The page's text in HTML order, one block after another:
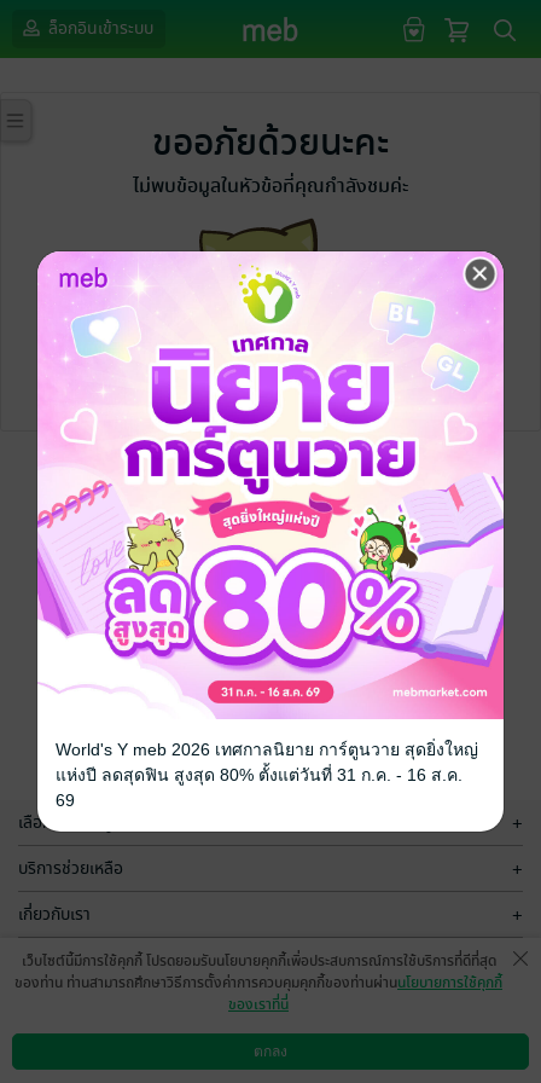
ล็อกอินเข้าระบบ
ขออภัยด้วยนะคะ
ไม่พบข้อมูลในหัวข้อที่คุณกำลังชมค่ะ
เลือกหมวดหมู่ +
บริการช่วยเหลือ +
เกี่ยวกับเรา +
กลุ่มธุรกิจในเครือ +
ดาวน์โหลดแอป วิธีการใช้งาน ติดต่อเรา
เว็บไซต์นี้มีการใช้คุกกี้ โปรดยอมรับนโยบายคุกกี้เพื่อประสบการณ์การใช้บริการที่ดีที่สุด
ของท่าน ท่านสามารถศึกษาวิธีการตั้งค่าการควบคุมคุกกี้ของท่านผ่านนโยบายการใช้คุกกี้
ของเราที่นี่
ตกลง
World's Y meb 2026 เทศกาลนิยาย การ์ตูนวาย สุดยิ่งใหญ่
แห่งปี ลดสุดฟิน สูงสุด 80% ตั้งแต่วันที่ 31 ก.ค. - 16 ส.ค.
69